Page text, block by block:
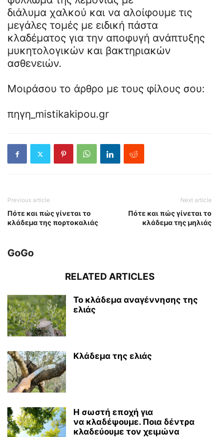
διάλυμα χαλκού και να αλοίφουμε τις
μεγάλες τομές με ειδική πάστα
κλαδέματος για την αποφυγή ανάπτυξης
μυκητολογικών και βακτηριακών
ασθενειών.
Μοιράσου το άρθρο με τους φίλους σου:
πηγη_mistikakipou.gr
Previous article
Πότε και πώς γίνεται το
κλάδεμα της πορτοκαλιάς
Next article
Πότε και πώς γίνεται το
κλάδεμα της μηλιάς
GoGo
RELATED ARTICLES
Το κλάδεμα αναγέννησης της
ελιάς
Κλάδεμα της ελιάς
Η σωστή εποχή για
να κλαδέψουμε. Ποια δέντρα
κλαδεύουμε τον χειμώνα